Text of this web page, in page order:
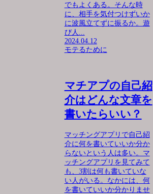
でもよくある。そんな時
に、相手を気付つけずいか
に波風立てずに振るか。遊
び人...
2024.04.12
モテるために
マチアプの自己紹
介はどんな文章を
書いたらいい？
マッチングアプリで自己紹
介に何を書いていいか分か
らないという人は多い。マ
ッチングアプリを見てみて
も、3割は何も書いていな
い人がいる。なかには、何
を書いていいか分かりませ